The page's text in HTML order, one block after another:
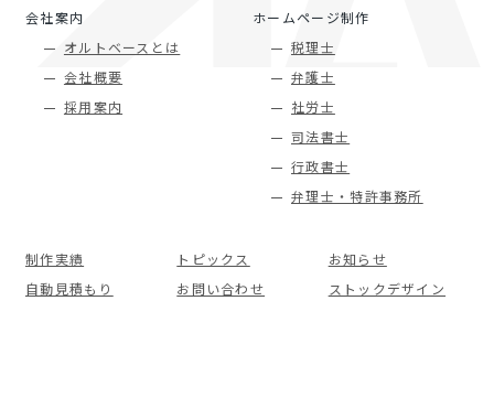
当社は、保有する個人情報に関して適用される日本
の法令、その他規範を遵守するとともに、本ポリシ
ーの内容を適宜見直し、その改善に努めます。
＜お問い合せ＞
当社の個人情報の取扱に関するお問い合せは下記ま
Mail:info@altbase.co.jp
会社案内
オルトベースとは
会社概要
採用案内
ホームページ制作
税理士
弁護士
社労士
司法書士
行政書士
弁理士・特許事務所
制作実績 トピックス
お知らせ
自動見積もり
お問い合わせ ストックデザイン